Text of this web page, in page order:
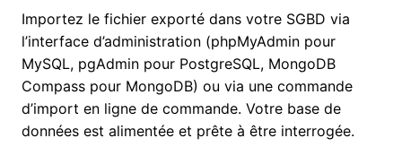
Importez le fichier exporté dans votre SGBD via
l’interface d’administration (phpMyAdmin pour
MySQL, pgAdmin pour PostgreSQL, MongoDB
Compass pour MongoDB) ou via une commande
d’import en ligne de commande. Votre base de
données est alimentée et prête à être interrogée.